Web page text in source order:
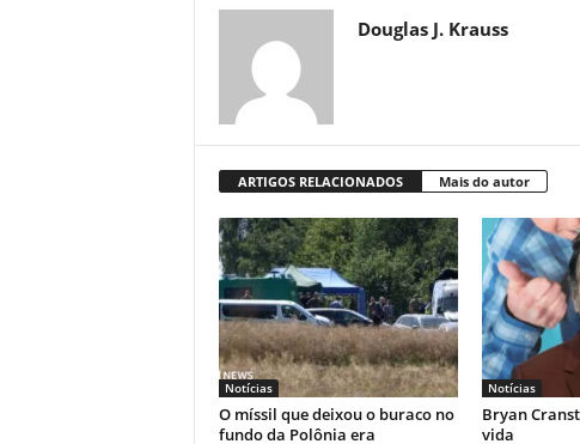
Douglas J. Krauss
ARTIGOS RELACIONADOS Mais do autor
Notícias
O míssil que deixou o buraco no
fundo da Polônia era
Notícias
Bryan
vida